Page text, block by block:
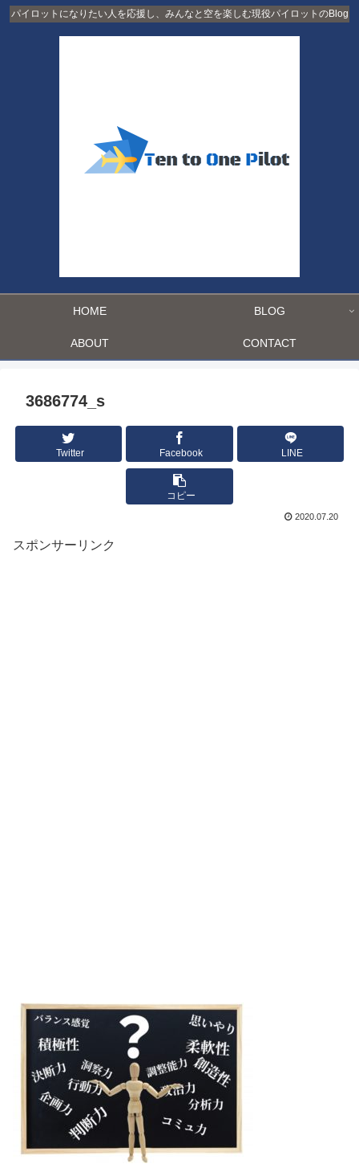
パイロットになりたい人を応援し、みんなと空を楽しむ現役パイロットのBlog
HOME BLOG
ABOUT CONTACT
3686774_s
Twitter Facebook LINE
コピー
2020.07.20
スポンサーリンク